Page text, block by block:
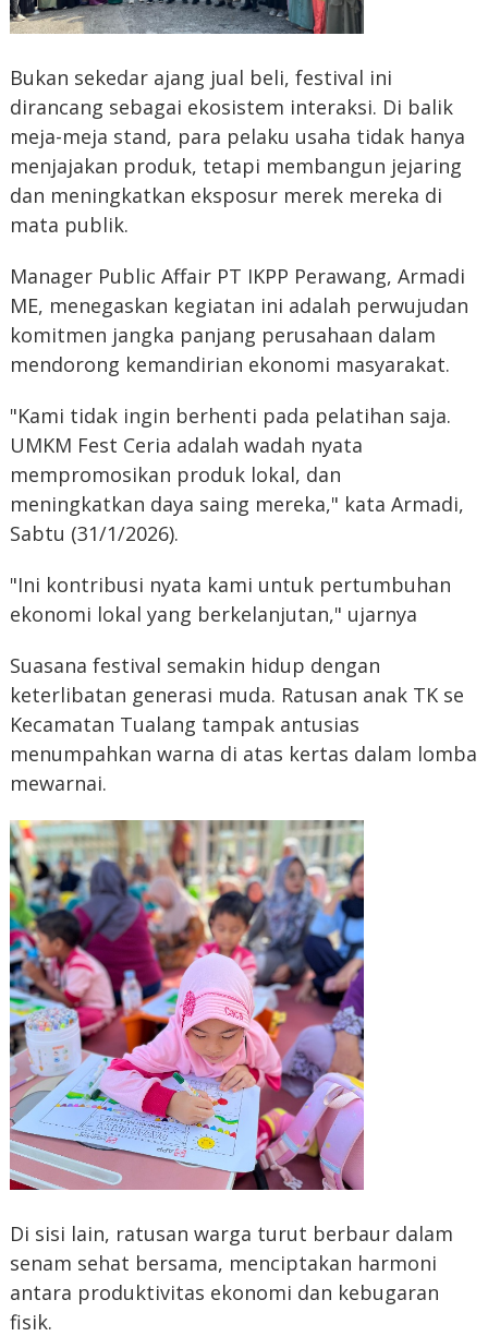
Bukan sekedar ajang jual beli, festival ini
dirancang sebagai ekosistem interaksi. Di balik
meja-meja stand, para pelaku usaha tidak hanya
menjajakan produk, tetapi membangun jejaring
dan meningkatkan eksposur merek mereka di
mata publik.
Manager Public Affair PT IKPP Perawang, Armadi
ME, menegaskan kegiatan ini adalah perwujudan
komitmen jangka panjang perusahaan dalam
mendorong kemandirian ekonomi masyarakat.
"Kami tidak ingin berhenti pada pelatihan saja.
UMKM Fest Ceria adalah wadah nyata
mempromosikan produk lokal, dan
meningkatkan daya saing mereka," kata Armadi,
Sabtu (31/1/2026).
"Ini kontribusi nyata kami untuk pertumbuhan
ekonomi lokal yang berkelanjutan," ujarnya
Suasana festival semakin hidup dengan
keterlibatan generasi muda. Ratusan anak TK se
Kecamatan Tualang tampak antusias
menumpahkan warna di atas kertas dalam lomba
mewarnai.
Di sisi lain, ratusan warga turut berbaur dalam
senam sehat bersama, menciptakan harmoni
antara produktivitas ekonomi dan kebugaran
fisik.